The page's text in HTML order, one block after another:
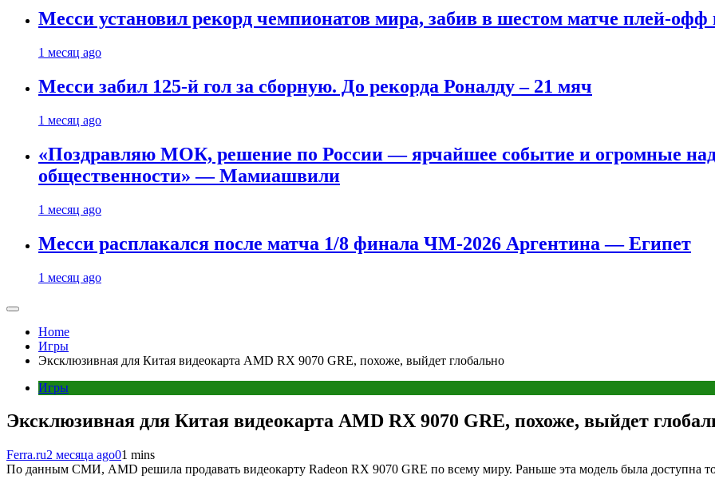
Месси установил рекорд чемпионатов мира, забив в шестом матче плей‑офф
1 месяц ago
Месси забил 125-й гол за сборную. До рекорда Роналду – 21 мяч
1 месяц ago
«Поздравляю МОК, решение по России — ярчайшее событие и огромные
общественности» — Мамиашвили
1 месяц ago
Месси расплакался после матча 1/8 финала ЧМ-2026 Аргентина — Египет
1 месяц ago
Home
Игры
Эксклюзивная для Китая видеокарта AMD RX 9070 GRE, похоже, выйдет глобально
Игры
Эксклюзивная для Китая видеокарта AMD RX 9070 GRE, похоже, выйдет
Ferra.ru2 месяца ago01 mins
По данным СМИ, AMD решила продавать видеокарту Radeon RX 9070 GRE по всему миру. Раньше эта модель была доступна